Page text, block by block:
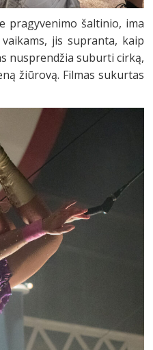
pragyvenimo šaltinio, ima
jis supranta, kaip
nusprendžia suburti cirką,
žiūrovą. Filmas sukurtas